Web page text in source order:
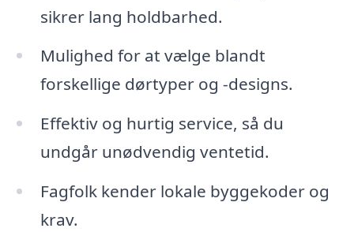
sikrer lang holdbarhed.
Mulighed for at vælge blandt
forskellige dørtyper og -designs.
Effektiv og hurtig service, så du
undgår unødvendig ventetid.
Fagfolk kender lokale byggekoder og
krav.